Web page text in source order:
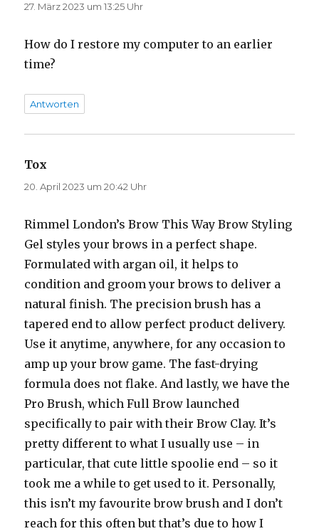
27. März 2023 um 13:25 Uhr
How do I restore my computer to an earlier
time?
Antworten
Tox
20. April 2023 um 20:42 Uhr
Rimmel London’s Brow This Way Brow Styling
Gel styles your brows in a perfect shape.
Formulated with argan oil, it helps to
condition and groom your brows to deliver a
natural finish. The precision brush has a
tapered end to allow perfect product delivery.
Use it anytime, anywhere, for any occasion to
amp up your brow game. The fast-drying
formula does not flake. And lastly, we have the
Pro Brush, which Full Brow launched
specifically to pair with their Brow Clay. It’s
pretty different to what I usually use – in
particular, that cute little spoolie end – so it
took me a while to get used to it. Personally,
this isn’t my favourite brow brush and I don’t
reach for this often but that’s due to how I